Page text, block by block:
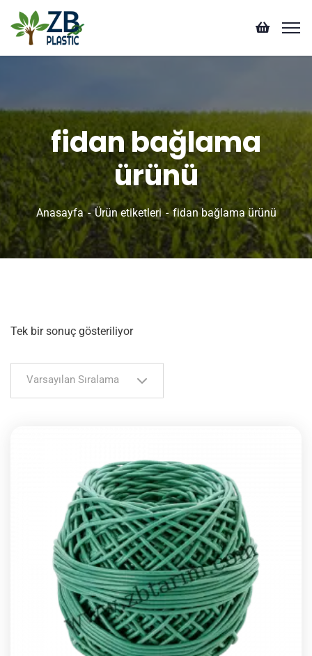
fidan bağlama
ürünü
Anasayfa Ürün etiketleri fidan bağlama ürünü
Tek bir sonuç gösteriliyor
Varsayılan Sıralama